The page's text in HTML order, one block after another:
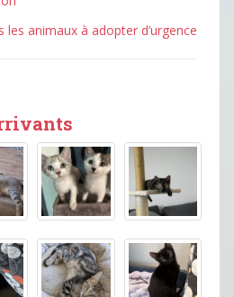
les animaux à adopter d’urgence